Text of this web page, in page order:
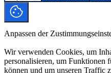
Anpassen der
Wir verwenden Cookies, um
personalisieren, um Funktionen
können und um unseren Traffic